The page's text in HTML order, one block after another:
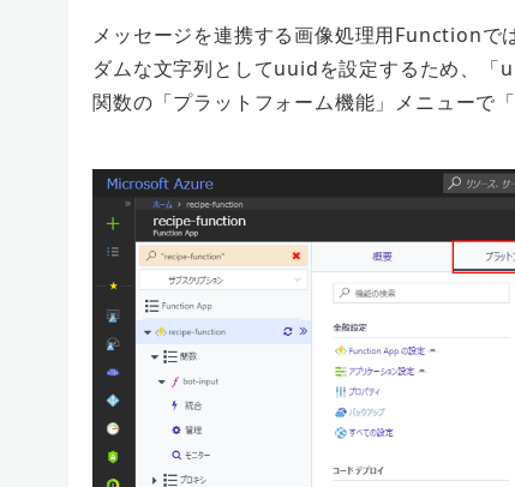
メッセージを連携する画像処理用Function
ダムな文字列としてuuidを設定するため、「
関数の「プラットフォーム機能」メニューで